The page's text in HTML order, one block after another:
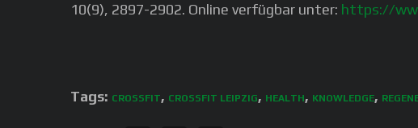
10(9), 2897-2902. Online verfügbar unter: https://
Tags: CROSSFIT, CROSSFIT LEIPZIG, HEALTH, KNOWLEDGE,